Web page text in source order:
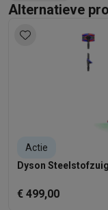
Alternatieve
Actie
Dyson
€ 499,00